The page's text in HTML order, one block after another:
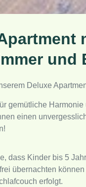
und
Deluxe
gemütliche
einen
dass Kinder bis 5
übernachten
erfolgt.